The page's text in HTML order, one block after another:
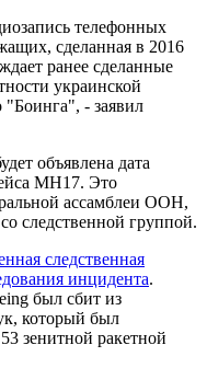
телефонных
сделанная в 2016
ранее сделанные
украинской
- заявил
объявлена дата
МН17. Это
ассамблеи ООН,
следственной группой.
следственная
инцидента.
был сбит из
который был
зенитной ракетной